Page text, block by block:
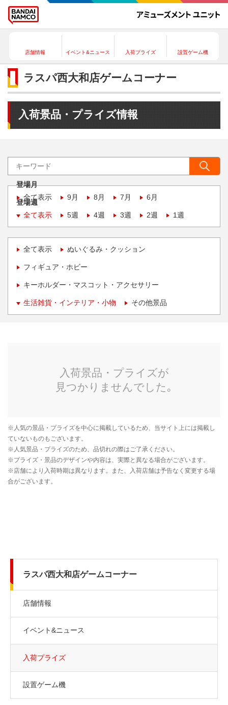
店舗情報 イベント&ニュース 入荷プライズ 設置ゲーム機
ラスパ西大和店ゲームコーナー
入荷景品・プライズ情報
登場月
全て表示
9月 8月 7月 6月
登場週
全て表示
5週 4週 3週 2週 1週
全て表示 ぬいぐるみ・クッション
フィギュア・ホビー
キーホルダー・マスコット・アクセサリー
生活雑貨・インテリア・小物 その他景品
ラスパ西大和店ゲームコーナー
店舗情報
イベント&ニュース
入荷プライズ
設置ゲーム機